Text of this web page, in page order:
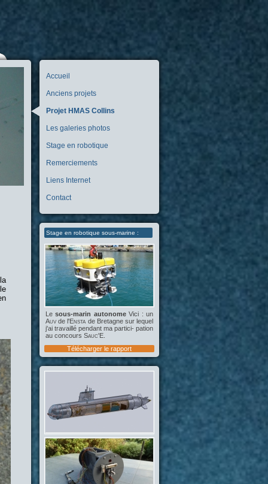
Accueil
Anciens projets
Projet HMAS Collins
Les galeries photos
Stage en robotique
Remerciements
Liens Internet
Contact
Stage en robotique sous-marine :
Lesous-marin autonomeVici : un
Auv de l'Ensta de Bretagne sur lequel
j'ai travaillé pendant ma partici- pation
au concours Sauc'E
Télécharger le rapport